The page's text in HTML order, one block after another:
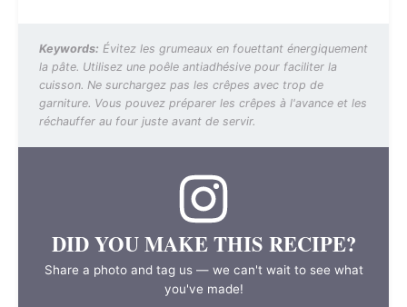
Keywords: Évitez les grumeaux en fouettant énergiquement
la pâte. Utilisez une poêle antiadhésive pour faciliter la
cuisson. Ne surchargez pas les crêpes avec trop de
garniture. Vous pouvez préparer les crêpes à l'avance et les
réchauffer au four juste avant de servir.
DID YOU MAKE THIS RECIPE?
Share a photo and tag us — we can't wait to see what
you've made!